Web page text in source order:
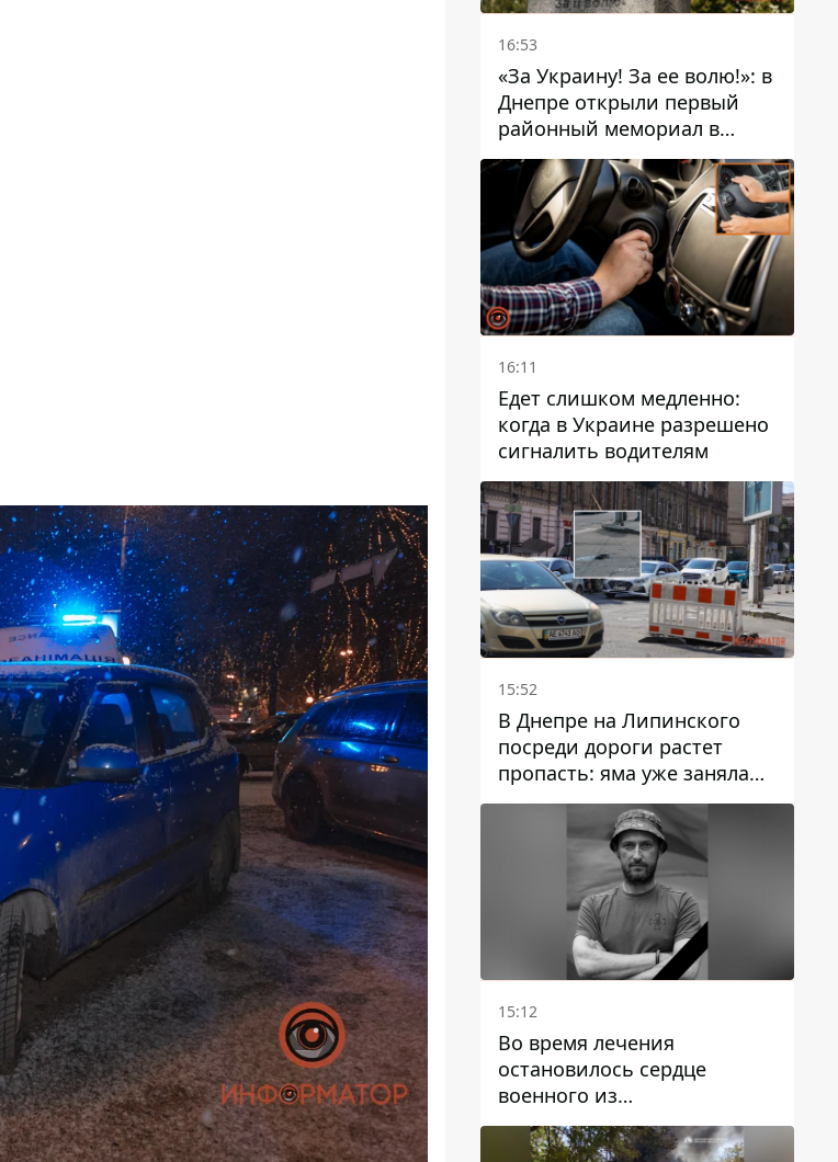
16:53
«За Украину! За ее волю!»: в
Днепре открыли первый
районный мемориал в
честь погибших
Защитников
16:11
Едет слишком медленно:
когда в Украине разрешено
сигналить водителям
15:52
В Днепре на Липинского
посреди дороги растет
пропасть: яма уже заняла
полосу движения
15:12
Во время лечения
остановилось сердце
военного из
Днепропетровской области
Ростислава Лупашко